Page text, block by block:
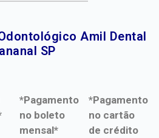
Amil Dental
SP​
*Pagamento
no boleto
mensal*
*Pagamento
no cartão
de crédito